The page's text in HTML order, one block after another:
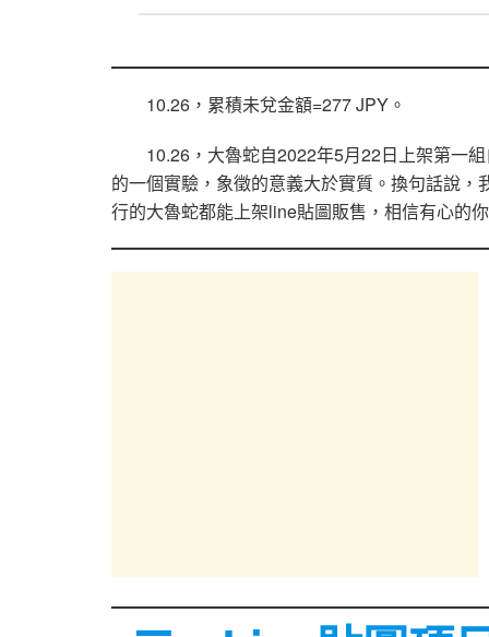
10.26，累積未兌金額=277 JPY。
10.26，大魯蛇自2022年5月22日上架第一組
的一個實驗，象徵的意義大於實質。換句話說
行的大魯蛇都能上架line貼圖販售，相信有心的